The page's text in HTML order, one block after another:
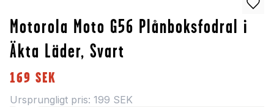
Motorola Moto G56 Plånboksfodral i
Äkta Läder, Svart
169 SEK
Ursprungligt pris: 199 SEK